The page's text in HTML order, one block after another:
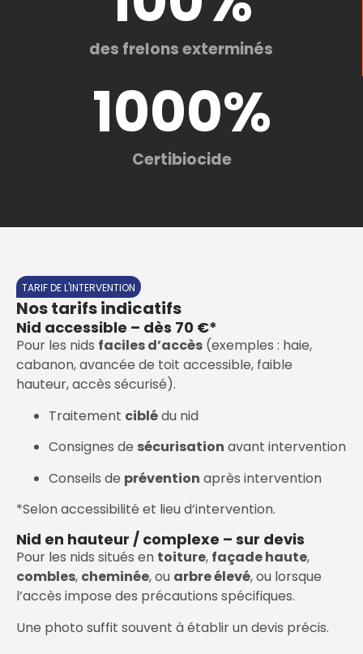
des frelons exterminés
Certibiocide
1000%
TARIF DE L'INTERVENTION
Nos tarifs indicatifs
Nid accessible – dès 70 €*
Pour les nids faciles d’accès (exemples : haie,
cabanon, avancée de toit accessible, faible
hauteur, accès sécurisé).
Traitement ciblédu nid
Consignes de sécurisation avant intervention
Conseils de prévention après intervention
*Selon accessibilité et lieu d’intervention.
Nid en hauteur / complexe – sur devis
Pour les nids situés en toiture, façade haute,
combles, cheminée, ou arbre élevé, ou lorsque
l’accès impose des précautions spécifiques.
Une photo suffit souvent à établir un devis précis.